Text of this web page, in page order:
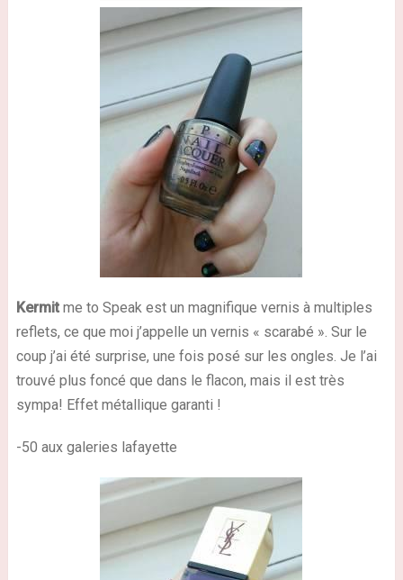
Kermitme to Speak est un magnifique vernis à multiples
reflets, ce que moi j’appelle un vernis « scarabé ». Sur le
coup j’ai été surprise, une fois posé sur les ongles. Je l’ai
trouvé plus foncé que dans le flacon, mais il est très
sympa! Effet métallique garanti !
-50 aux galeries lafayette